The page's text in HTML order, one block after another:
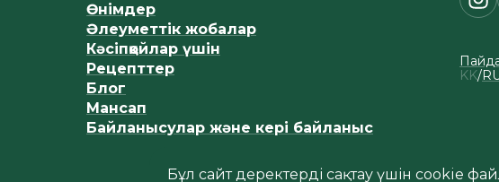
Өнімдер
Әлеуметтік жобалар
Кәсіпқойлар үшін
Рецепттер
Блог
Мансап
Байланысулар және кері байланыс
KK
Бұл сайт деректерді сақтау үшін cookie